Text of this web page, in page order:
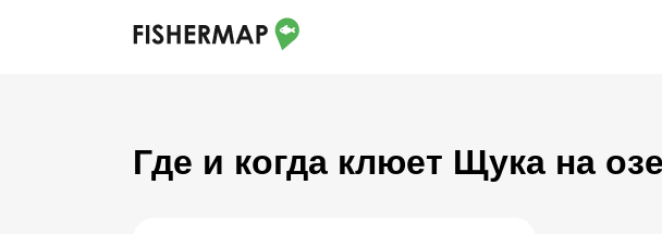
Где и когда клюет Щука на